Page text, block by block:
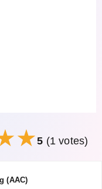
5 (1 votes)
(AAC)